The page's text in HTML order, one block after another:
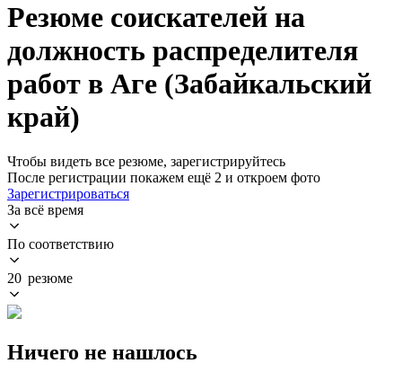
Резюме соискателей на
должность распределителя
работ в Аге (Забайкальский
край)
Чтобы видеть все резюме, зарегистрируйтесь
После регистрации покажем ещё 2 и откроем фото
Зарегистрироваться
За всё время
По соответствию
20 резюме
Ничего не нашлось